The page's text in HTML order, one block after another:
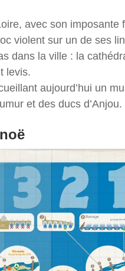
avec son imposante
violent sur un de ses
dans la ville : la
levis.
aujourd’hui un
et des ducs d’Anjou.